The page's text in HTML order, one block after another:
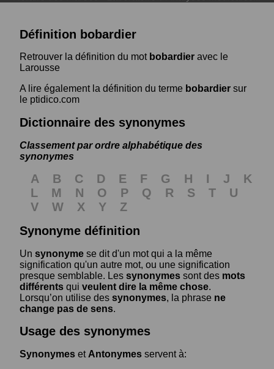
Définition bobardier
Retrouver la définition du mot bobardier avec le
Larousse
A lire également la définition du terme bobardier sur
le ptidico.com
Dictionnaire des synonymes
Classement par ordre alphabétique des
synonymes
A B C D E F G H I J
K
L
M N O P Q R S T
U
V
W X Y
Z
Synonyme définition
Un synonyme se dit d'un mot qui a la même
signification qu'un autre mot, ou une signification
presque semblable. Les synonymes sont des mots
différents qui veulent dire la même chose.
Lorsqu’on utilise des synonymes, la phrase ne
change pas de sens.
Usage des synonymes
Synonymes et Antonymes servent à: